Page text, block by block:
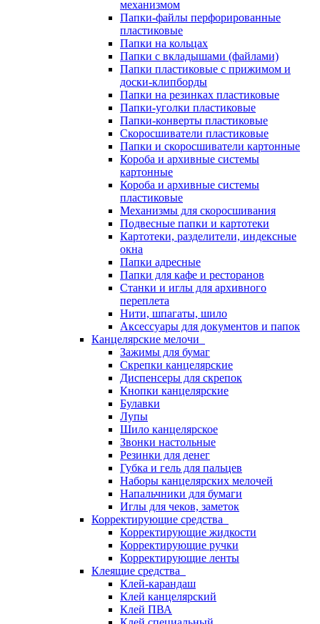
механизмом
Папки-файлы перфорированные
пластиковые
Папки на кольцах
Папки с вкладышами (файлами)
Папки пластиковые с прижимом и
доски-клипборды
Папки на резинках пластиковые
Папки-уголки пластиковые
Папки-конверты пластиковые
Скоросшиватели пластиковые
Папки и скоросшиватели картонные
Короба и архивные системы
картонные
Короба и архивные системы
пластиковые
Механизмы для скоросшивания
Подвесные папки и картотеки
Картотеки, разделители, индексные
окна
Папки адресные
Папки для кафе и ресторанов
Станки и иглы для архивного
переплета
Нити, шпагаты, шило
Аксессуары для документов и папок
Канцелярские мелочи
Зажимы для бумаг
Скрепки канцелярские
Диспенсеры для скрепок
Кнопки канцелярские
Булавки
Лупы
Шило канцелярское
Звонки настольные
Резинки для денег
Губка и гель для пальцев
Наборы канцелярских мелочей
Напальчники для бумаги
Иглы для чеков, заметок
Корректирующие средства
Корректирующие жидкости
Корректирующие ручки
Корректирующие ленты
Клеящие средства
Клей-карандаш
Клей канцелярский
Клей ПВА